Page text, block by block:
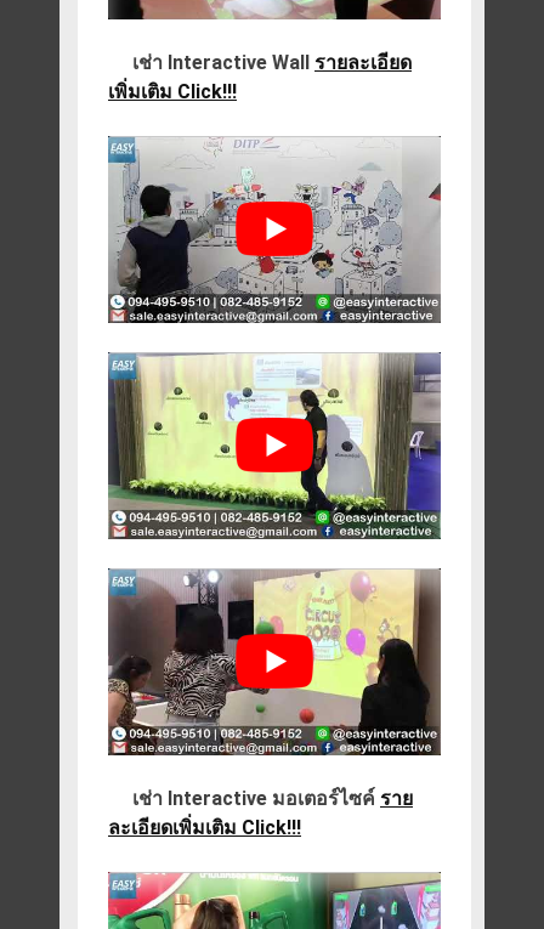
เช่า Interactive Wall รายละเอียด
เพิ่มเติม Click!!!
เช่า Interactive มอเตอร์ไซค์ ราย
ละเอียดเพิ่มเติม Click!!!